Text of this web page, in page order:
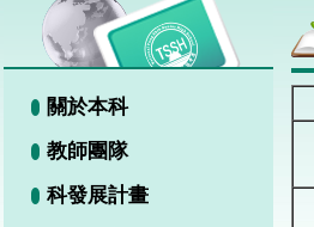
關於本科
教師團隊
科發展計畫